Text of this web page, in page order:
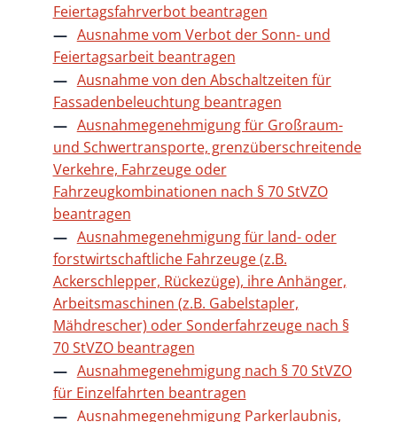
Feiertagsfahrverbot beantragen
Ausnahme vom Verbot der Sonn- und
Feiertagsarbeit beantragen
Ausnahme von den Abschaltzeiten für
Fassadenbeleuchtung beantragen
Ausnahmegenehmigung für Großraum-
und Schwertransporte, grenzüberschreitende
Verkehre, Fahrzeuge oder
Fahrzeugkombinationen nach § 70 StVZO
beantragen
Ausnahmegenehmigung für land- oder
forstwirtschaftliche Fahrzeuge (z.B.
Ackerschlepper, Rückezüge), ihre Anhänger,
Arbeitsmaschinen (z.B. Gabelstapler,
Mähdrescher) oder Sonderfahrzeuge nach §
70 StVZO beantragen
Ausnahmegenehmigung nach § 70 StVZO
für Einzelfahrten beantragen
Ausnahmegenehmigung Parkerlaubnis,